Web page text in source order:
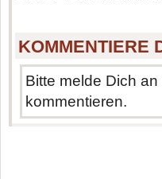
KOMMENTIERE
Bitte melde Dich
kommentieren.